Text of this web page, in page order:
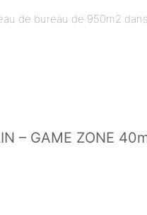
de bureau de 950m2
– GAME ZONE